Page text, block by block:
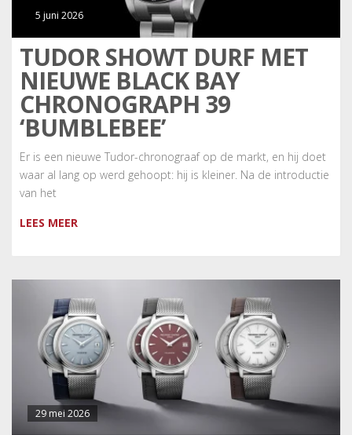
5 juni 2026
TUDOR SHOWT DURF MET
NIEUWE BLACK BAY
CHRONOGRAPH 39
‘BUMBLEBEE’
Er is een nieuwe Tudor-chronograaf op de markt, en hij doet
waar al lang op werd gehoopt: hij is kleiner. Na de introductie
van het
LEES MEER
29 mei 2026